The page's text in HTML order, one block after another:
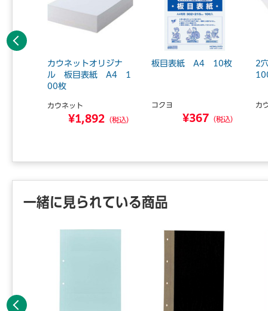
カウネットオリジナ
ル 板目表紙 A4 1
00枚
カウネット
¥1,892 （税込）
板目表紙 A4 10枚
コクヨ
¥367 （税込）
2
カ
前へ
一緒に見られている商品